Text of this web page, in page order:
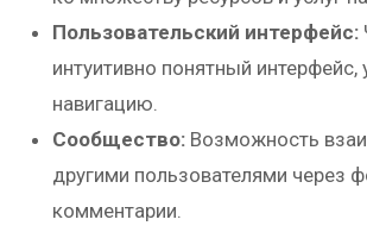
Пользовательский интерфейс:
интуитивно понятный
навигацию.
Сообщество: Возможность
другими пользователями через
комментарии.